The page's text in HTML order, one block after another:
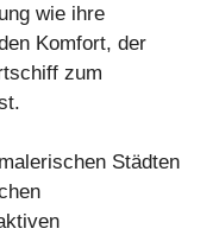
wie ihre
Komfort, der
zum
Städten